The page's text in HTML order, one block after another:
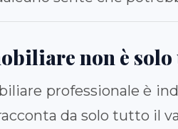
non è solo
professionale è
da solo tutto il